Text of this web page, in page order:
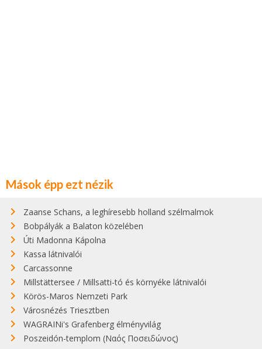
Mások épp ezt nézik
Zaanse Schans, a leghíresebb holland szélmalmok
Bobpályák a Balaton közelében
Úti Madonna Kápolna
Kassa látnivalói
Carcassonne
Millstättersee / Millsatti-tó és környéke látnivalói
Körös-Maros Nemzeti Park
Városnézés Triesztben
WAGRAINi's Grafenberg élményvilág
Poszeidón-templom (Ναός Ποσειδώνος)